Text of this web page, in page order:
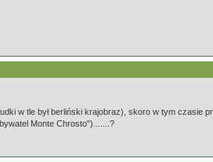
w tle był berliński krajobraz), skoro w tym czasie
Monte Chrosto").......?